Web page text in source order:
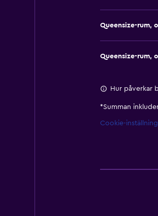
Queensize-rum,
Queensize-rum,
Hur påverkar
*Summan
Cookie-